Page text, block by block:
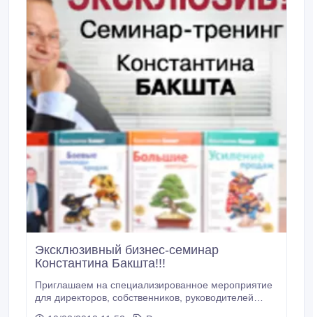
Эксклюзивный бизнес-семинар
Константина Бакшта!!!
Приглашаем на специализированное мероприятие
для директоров, собственников, руководителей